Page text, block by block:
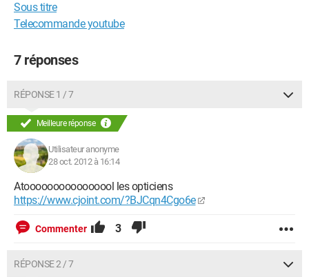
Sous titre
Telecommande youtube
7 réponses
RÉPONSE 1 / 7
Meilleure réponse
Utilisateur anonyme
28 oct. 2012 à 16:14
Atoooooooooooooool les opticiens
https://www.cjoint.com/?BJCqn4Cgo6e
Commenter 3
RÉPONSE 2 / 7